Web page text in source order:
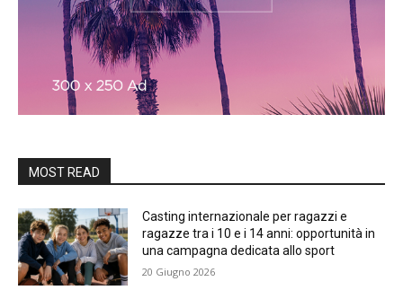
MOST READ
Casting internazionale per ragazzi e
ragazze tra i 10 e i 14 anni: opportunità in
una campagna dedicata allo sport
20 Giugno 2026